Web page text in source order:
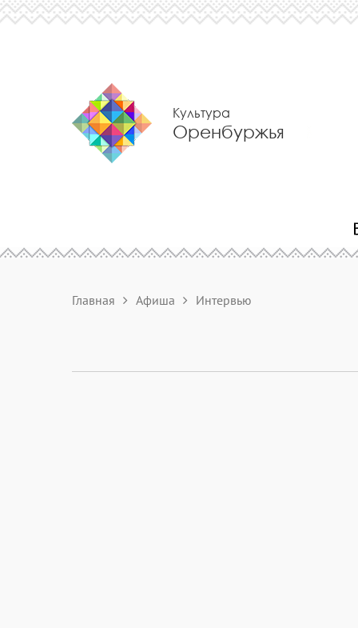
Культура
Оренбуржья
Главная Афиша Интервью